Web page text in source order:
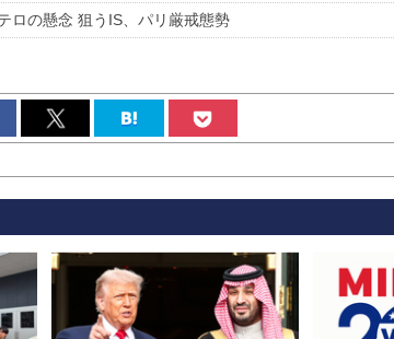
ロの懸念 狙うIS、パリ厳戒態勢